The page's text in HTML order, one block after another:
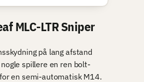
MLC-LTR Sniper
på lang afstand
spillere en ren bolt-
en semi-automatisk M14.